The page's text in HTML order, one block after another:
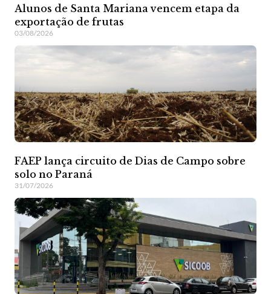
Alunos de Santa Mariana vencem etapa da
exportação de frutas
03/08/2026
FAEP lança circuito de Dias de Campo sobre
solo no Paraná
31/07/2026